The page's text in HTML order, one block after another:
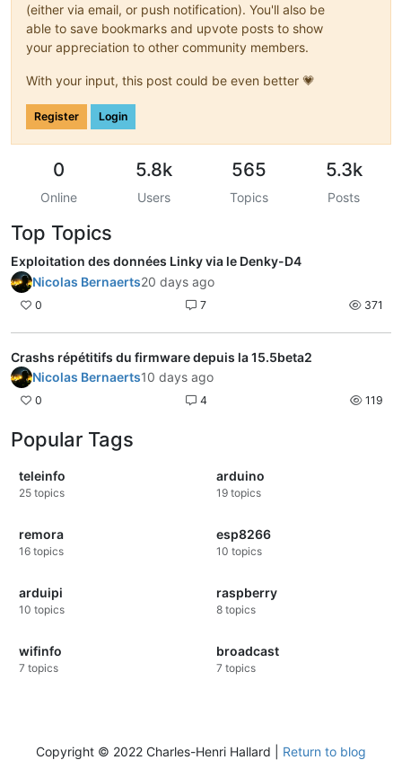
(either via email, or push notification). You'll also be
able to save bookmarks and upvote posts to show
your appreciation to other community members.
With your input, this post could be even better 💗
Register Login
0
Online
5.8k
Users
565
Topics
5.3k
Posts
Top Topics
Exploitation des données Linky via le Denky-D4
Nicolas Bernaerts20 days ago
0 7 371
Crashs répétitifs du firmware depuis la 15.5beta2
Nicolas Bernaerts10 days ago
0 4 119
Popular Tags
teleinfo
25 topics
arduino
19 topics
remora
16 topics
esp8266
10 topics
arduipi
10 topics
raspberry
8 topics
wifinfo
7 topics
broadcast
7 topics
Copyright © 2022 Charles-Henri Hallard | Return to blog